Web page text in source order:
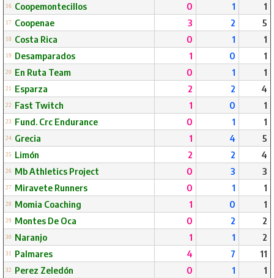
16 Coopemontecillos 0 1 1
17 Coopenae 3 2 5
18 Costa Rica 0 1 1
19 Desamparados 1 0 1
20 En Ruta Team 0 1 1
21 Esparza 2 2 4
22 Fast Twitch 1 0 1
23 Fund. Crc Endurance 0 1 1
24 Grecia 1 4 5
25 Limón 2 2 4
26 Mb Athletics Project 0 3 3
27 Miravete Runners 0 1 1
28 Momia Coaching 1 0 1
29 Montes De Oca 0 2 2
30 Naranjo 1 1 2
31 Palmares 4 7 11
32 Perez Zeledón 0 1 1